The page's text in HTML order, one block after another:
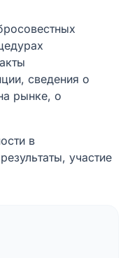
сведения о
рынке, о
в
участие